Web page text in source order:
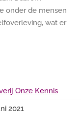
onder de mensen
wat er
Onze Kennis
2021